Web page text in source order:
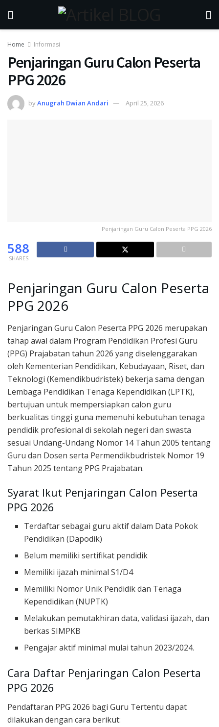
Home Informasi
Penjaringan Guru Calon Peserta
PPG 2026
byAnugrah Dwian Andari April 25, 2026
Penjaringan Guru Calon Peserta PPG 2026
588
SHARES
Penjaringan Guru Calon Peserta
PPG 2026
Penjaringan Guru Calon Peserta PPG 2026 merupakan
tahap awal dalam Program Pendidikan Profesi Guru
(PPG) Prajabatan tahun 2026 yang diselenggarakan
oleh Kementerian Pendidikan, Kebudayaan, Riset, dan
Teknologi (Kemendikbudristek) bekerja sama dengan
Lembaga Pendidikan Tenaga Kependidikan (LPTK),
bertujuan untuk mempersiapkan calon guru
berkualitas tinggi guna memenuhi kebutuhan tenaga
pendidik profesional di sekolah negeri dan swasta
sesuai Undang-Undang Nomor 14 Tahun 2005 tentang
Guru dan Dosen serta Permendikbudristek Nomor 19
Tahun 2025 tentang PPG Prajabatan.
Syarat Ikut Penjaringan Calon Peserta
PPG 2026
Terdaftar sebagai guru aktif dalam Data Pokok
Pendidikan (Dapodik)
Belum memiliki sertifikat pendidik
Memiliki ijazah minimal S1/D4
Memiliki Nomor Unik Pendidik dan Tenaga
Kependidikan (NUPTK)
Melakukan pemutakhiran data, validasi ijazah, dan
berkas SIMPKB
Pengajar aktif minimal mulai tahun 2023/2024.
Cara Daftar Penjaringan Calon Peserta
PPG 2026
Pendaftaran PPG 2026 bagi Guru Tertentu dapat
dilakukan dengan cara berikut: